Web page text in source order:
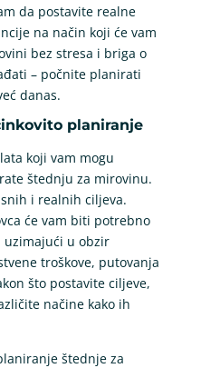
da postavite realne
na način koji će vam
bez stresa i briga o
– počnite planirati
danas.
planiranje
koji vam mogu
štednju za mirovinu.
i realnih ciljeva.
će vam biti potrebno
uzimajući u obzir
troškove, putovanja
što postavite ciljeve,
načine kako ih
štednje za